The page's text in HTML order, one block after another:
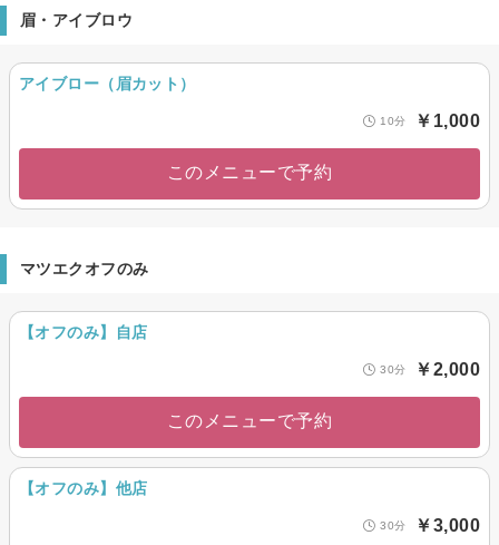
眉・アイブロウ
アイブロー（眉カット）
10分 ￥1,000
このメニューで予約
マツエクオフのみ
【オフのみ】自店
30分 ￥2,000
このメニューで予約
【オフのみ】他店
30分 ￥3,000